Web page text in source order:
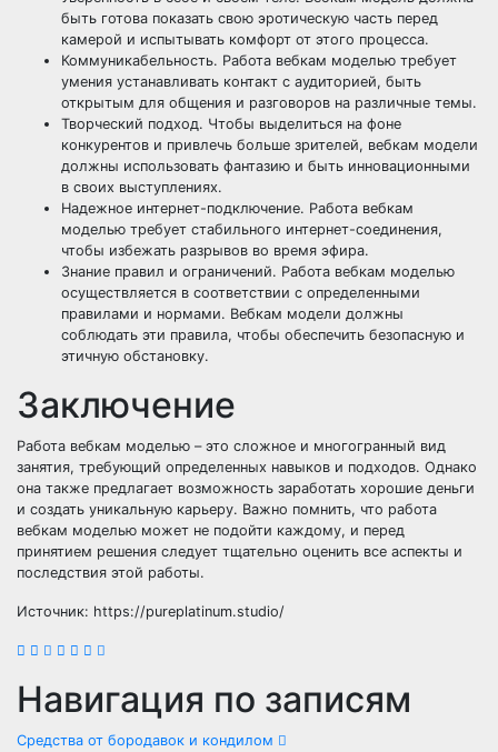
быть готова показать свою эротическую часть перед
камерой и испытывать комфорт от этого процесса.
Коммуникабельность. Работа вебкам моделью требует
умения устанавливать контакт с аудиторией, быть
открытым для общения и разговоров на различные темы.
Творческий подход. Чтобы выделиться на фоне
конкурентов и привлечь больше зрителей, вебкам модели
должны использовать фантазию и быть инновационными
в своих выступлениях.
Надежное интернет-подключение. Работа вебкам
моделью требует стабильного интернет-соединения,
чтобы избежать разрывов во время эфира.
Знание правил и ограничений. Работа вебкам моделью
осуществляется в соответствии с определенными
правилами и нормами. Вебкам модели должны
соблюдать эти правила, чтобы обеспечить безопасную и
этичную обстановку.
Заключение
Работа вебкам моделью – это сложное и многогранный вид
занятия, требующий определенных навыков и подходов. Однако
она также предлагает возможность заработать хорошие деньги
и создать уникальную карьеру. Важно помнить, что работа
вебкам моделью может не подойти каждому, и перед
принятием решения следует тщательно оценить все аспекты и
последствия этой работы.
Источник: https://pureplatinum.studio/
Навигация по записям
Средства от бородавок и кондилом